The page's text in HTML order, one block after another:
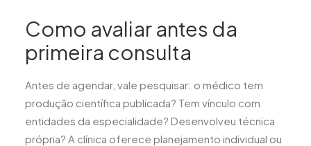
Como avaliar antes da
primeira consulta
Antes de agendar, vale pesquisar: o médico tem
produção científica publicada? Tem vínculo com
entidades da especialidade? Desenvolveu técnica
própria? A clínica oferece planejamento individual ou